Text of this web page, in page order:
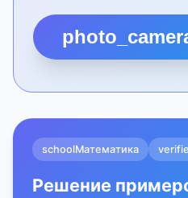
schoolМатематика
Решение